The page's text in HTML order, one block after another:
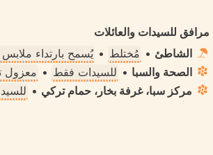
مرافق للسيدات والعائلات
الشاطئ • مُختلط • يُسمح بارتداء
الصحة والسبا • للسيدات فقط • معزول
مركز سبا، غرفة بخار، حمام تركي •